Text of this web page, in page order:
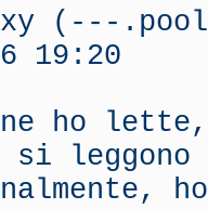
(---
19:20
ho
si leggono